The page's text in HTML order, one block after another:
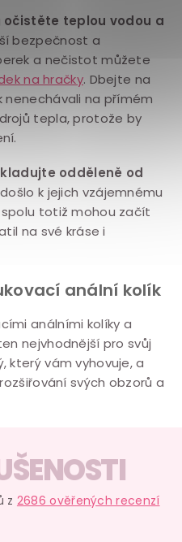
očistěte teplou vodou a
bezpečnost a
a nečistot můžete
na hračky. Dbejte na
na přímém
tepla, protože by
odděleně od
k jejich vzájemnému
totiž mohou začít
na své kráse i
anální kolík
análními kolíky a
nejvhodnější pro svůj
který vám vyhovuje, a
svých obzorů a
z 2686 ověřených recenzí